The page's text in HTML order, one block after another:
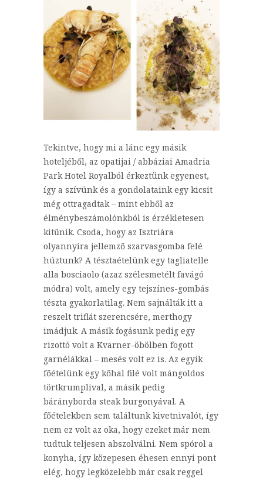
Tekintve, hogy mi a lánc egy másik
hoteljéből, az opatijai / abbáziai Amadria
Park Hotel Royalból érkeztünk egyenest,
így a szívünk és a gondolataink egy kicsit
még ottragadtak – mint ebből az
élménybeszámolónkból is érzékletesen
kitűnik. Csoda, hogy az Isztriára
olyannyira jellemző szarvasgomba felé
húztunk? A tésztaételünk egy tagliatelle
alla bosciaolo (azaz szélesmetélt favágó
módra) volt, amely egy tejszínes-gombás
tészta gyakorlatilag. Nem sajnálták itt a
reszelt triflát szerencsére, merthogy
imádjuk. A másik fogásunk pedig egy
rizottó volt a Kvarner-öbölben fogott
garnélákkal – mesés volt ez is. Az egyik
főételünk egy kőhal filé volt mángoldos
törtkrumplival, a másik pedig
bárányborda steak burgonyával. A
főételekben sem találtunk kivetnivalót, így
nem ez volt az oka, hogy ezeket már nem
tudtuk teljesen abszolválni. Nem spórol a
konyha, így közepesen éhesen ennyi pont
elég, hogy legközelebb már csak reggel